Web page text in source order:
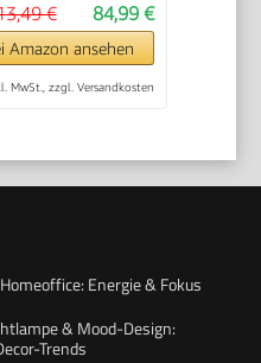
84,99 €
€
Amazon ansehen
MwSt., zzgl. Versandkosten
Energie & Fokus
& Mood-Design:
Trends